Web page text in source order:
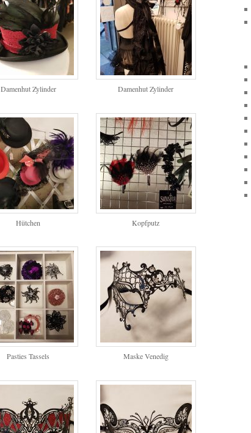
Damenhut Zylinder Damenhut Zylinder
Hütchen Kopfputz
Pasties Tassels Maske Venedig